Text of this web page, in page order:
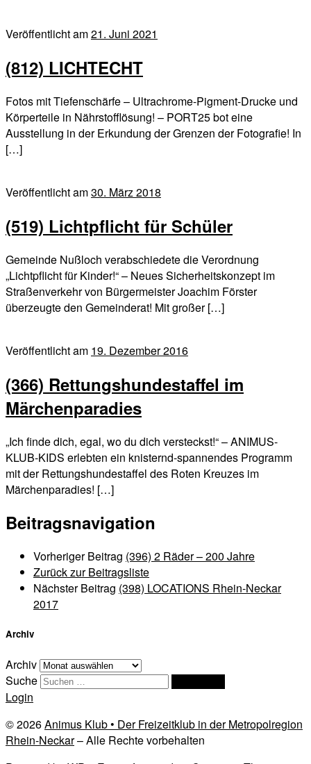
Veröffentlicht am21. Juni 2021
(812) LICHTECHT
Fotos mit Tiefenschärfe – Ultrachrome-Pigment-Drucke und
Körperteile in Nährstofflösung! – PORT25 bot eine
Ausstellung in der Erkundung der Grenzen der Fotografie! In
[…]
Veröffentlicht am30. März 2018
(519) Lichtpflicht für Schüler
Gemeinde Nußloch verabschiedete die Verordnung
„Lichtpflicht für Kinder!“ – Neues Sicherheitskonzept im
Straßenverkehr von Bürgermeister Joachim Förster
überzeugte den Gemeinderat! Mit großer […]
Veröffentlicht am 19. Dezember 2016
(366) Rettungshundestaffel im
Märchenparadies
„Ich finde dich, egal, wo du dich versteckst!“ – ANIMUS-
KLUB-KIDS erlebten ein knisternd-spannendes Programm
mit der Rettungshundestaffel des Roten Kreuzes im
Märchenparadies! […]
Beitragsnavigation
Vorheriger Beitrag (396) 2 Räder – 200 Jahre
Zurück zur Beitragsliste
Nächster Beitrag (398) LOCATIONS Rhein-Neckar
2017
Archiv
Archiv
Suche
Login
© 2026Animus Klub • Der Freizeitklub in der Metropolregion
Rhein-Neckar– Alle Rechte vorbehalten